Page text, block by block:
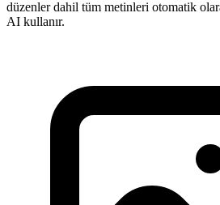
düzenler dahil tüm metinleri otomatik
AI kullanır.